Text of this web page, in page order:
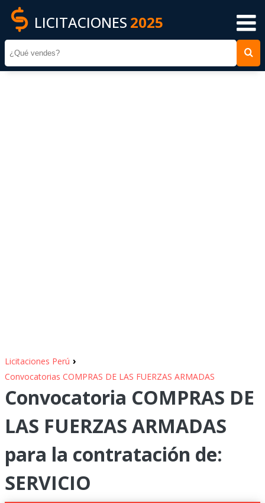
LICITACIONES 2025
Licitaciones Perú ›
Convocatorias COMPRAS DE LAS FUERZAS ARMADAS
Convocatoria COMPRAS DE
LAS FUERZAS ARMADAS
para la contratación de:
SERVICIO